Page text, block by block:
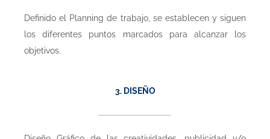
Definido el Planning de trabajo, se establecen y siguen
los diferentes puntos marcados para alcanzar los
objetivos.
3. DISEÑO